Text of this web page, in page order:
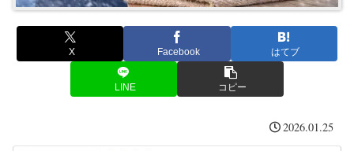
X Facebook はてブ
LINE コピー
2026.01.25